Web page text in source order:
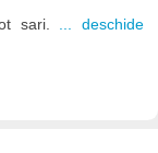
sari. ... deschide